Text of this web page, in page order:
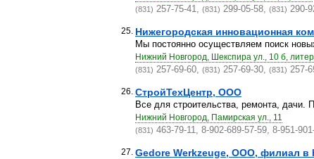
(831) 257-75-41, (831) 299-05-58, (831) 290-
25. Нижегородская инновационная
Мы постоянно осуществляем поиск
Нижний Новгород, Шекспира ул., 10 б,
(831) 257-69-60, (831) 257-69-30, (831) 257-
26. СтройТехЦентр, ООО
Все для строительства, ремонта, дачи.
Нижний Новгород, Памирская ул., 11
(831) 463-79-11, 8-902-689-57-59, 8-951-
27. Gedore Werkzeuge, ООО, филиал в